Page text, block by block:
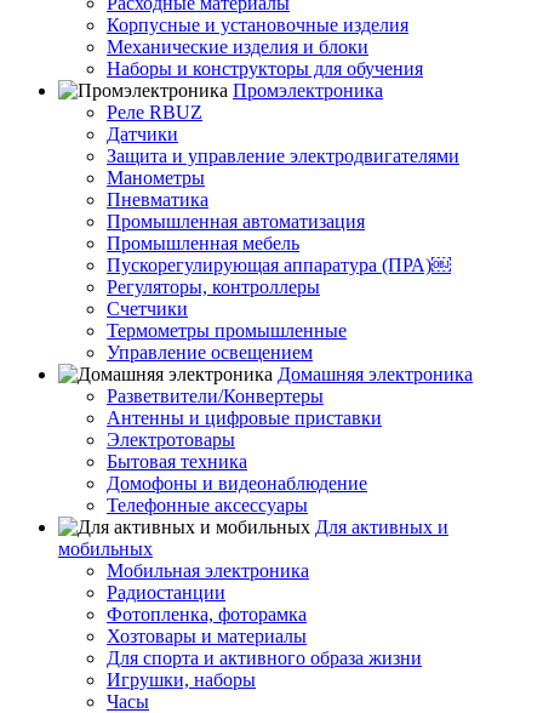
Корпусные и установочные изделия
Механические изделия и блоки
Наборы и конструкторы для обучения
Промэлектроника
Реле RBUZ
Датчики
Защита и управление электродвигателями
Манометры
Пневматика
Промышленная автоматизация
Промышленная мебель
Пускорегулирующая аппаратура (ПРА)￼
Регуляторы, контроллеры
Счетчики
Термометры промышленные
Управление освещением
Домашняя электроника
Разветвители/Конвертеры
Антенны и цифровые приставки
Электротовары
Бытовая техника
Домофоны и видеонаблюдение
Телефонные аксессуары
Для активных и
мобильных
Мобильная электроника
Радиостанции
Фотопленка, фоторамка
Хозтовары и материалы
Для спорта и активного образа жизни
Игрушки, наборы
Часы